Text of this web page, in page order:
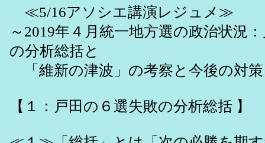
≪5/16アソシエ講演レジュメ≫
～2019年４月統一地方選の政治状況
の分析総括と
「維新の津波」の考察と今後の対
【１：戸田の６選失敗の分析総括 】